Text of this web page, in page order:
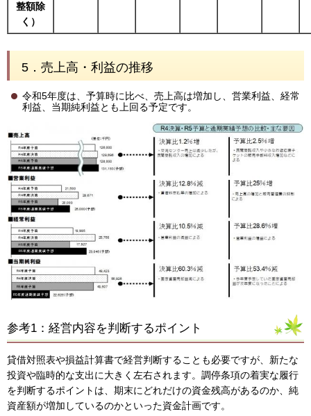
整額除
く）
5．売上高・利益の推移
令和5年度は、予算時に比べ、売上高は増加し、営業利益、経常
利益、当期純利益とも上回る予定です。
参考1：経営内容を判断するポイント
貸借対照表や損益計算書で経営判断することも必要ですが、新たな
投資や臨時的な支出に大きく左右されます。調停条項の着実な履行
を判断するポイントは、期末にどれだけの資金残高があるのか、純
資産額が増加しているのかといった資金計画です。